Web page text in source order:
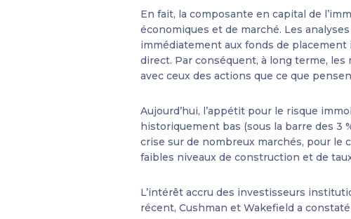
En fait, la composante en capital de
économiques et de marché. Les
immédiatement aux fonds de placement
direct. Par conséquent, à long terme,
avec ceux des actions que ce que
Aujourd’hui, l’appétit pour le risque
historiquement bas (sous la barre des 3
crise sur de nombreux marchés, pour le
faibles niveaux de construction et de
L’intérêt accru des investisseurs
récent, Cushman et Wakefield a